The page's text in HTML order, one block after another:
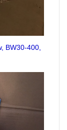
BW30-400,